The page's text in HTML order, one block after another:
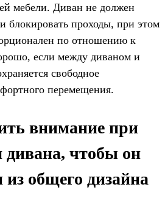
мебели. Диван не должен
блокировать проходы, при этом
по отношению к
если между диваном и
свободное
перемещения.
внимание при
дивана, чтобы он
общего дизайна